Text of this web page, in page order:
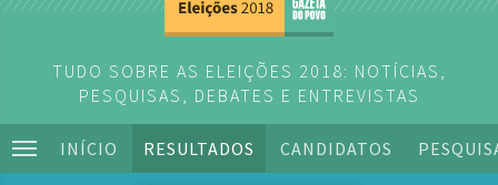
TUDO SOBRE AS ELEIÇÕES 2018: NOTÍCIAS,
PESQUISAS, DEBATES E ENTREVISTAS
INÍCIO RESULTADOS CANDIDATOS